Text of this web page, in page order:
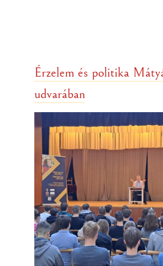
Érzelem és politika
udvarában